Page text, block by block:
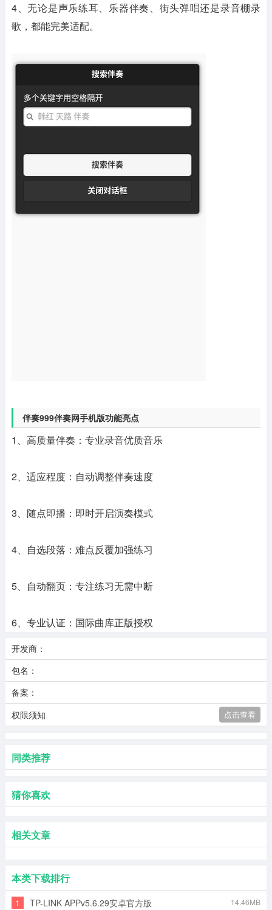
4、无论是声乐练耳、乐器伴奏、街头弹唱还是录音棚录
歌，都能完美适配。
伴奏999伴奏网手机版功能亮点
1、高质量伴奏：专业录音优质音乐
2、适应程度：自动调整伴奏速度
3、随点即播：即时开启演奏模式
4、自选段落：难点反覆加强练习
5、自动翻页：专注练习无需中断
6、专业认证：国际曲库正版授权
开发商：
包名：
备案：
权限须知
点击查看
同类推荐
猜你喜欢
相关文章
本类下载排行
1 TP-LINK APPv5.6.29安卓官方版 14.46MB